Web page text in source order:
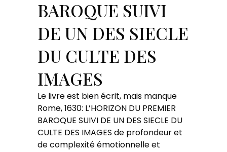
BAROQUE SUIVI
DE UN DES SIECLE
DU CULTE DES
IMAGES
Le livre est bien écrit, mais manque
Rome, 1630: L’HORIZON DU PREMIER
BAROQUE SUIVI DE UN DES SIECLE DU
CULTE DES IMAGES de profondeur et
de complexité émotionnelle et